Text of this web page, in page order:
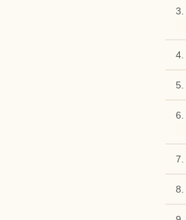
3.
4.
5.
6.
7.
8.